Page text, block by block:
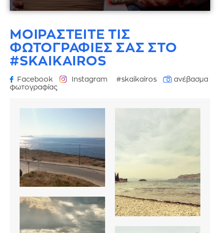
ΜΟΙΡΑΣΤΕΙΤΕ ΤΙΣ
ΦΩΤΟΓΡΑΦΙΕΣ ΣΑΣ ΣΤΟ
#SKAIKAIROS
Facebook Instagram #skaikairos
ανέβασμα
φωτογραφίας